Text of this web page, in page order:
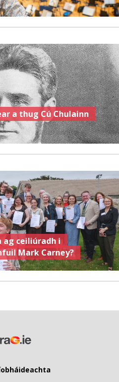
a thug Cú Chulainn
ag ceiliúradh i
Mark Carney?